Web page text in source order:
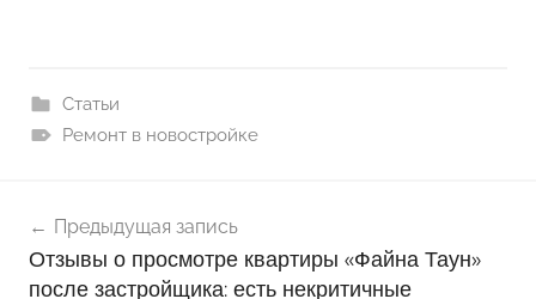
Статьи
Ремонт в новостройке
по
записям
Предыдущая запись
Отзывы о просмотре квартиры «Файна Таун»
после застройщика: есть некритичные